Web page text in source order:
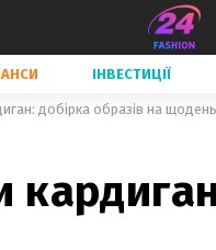
ІНВЕСТИЦІЇ
добірка образів на щодень